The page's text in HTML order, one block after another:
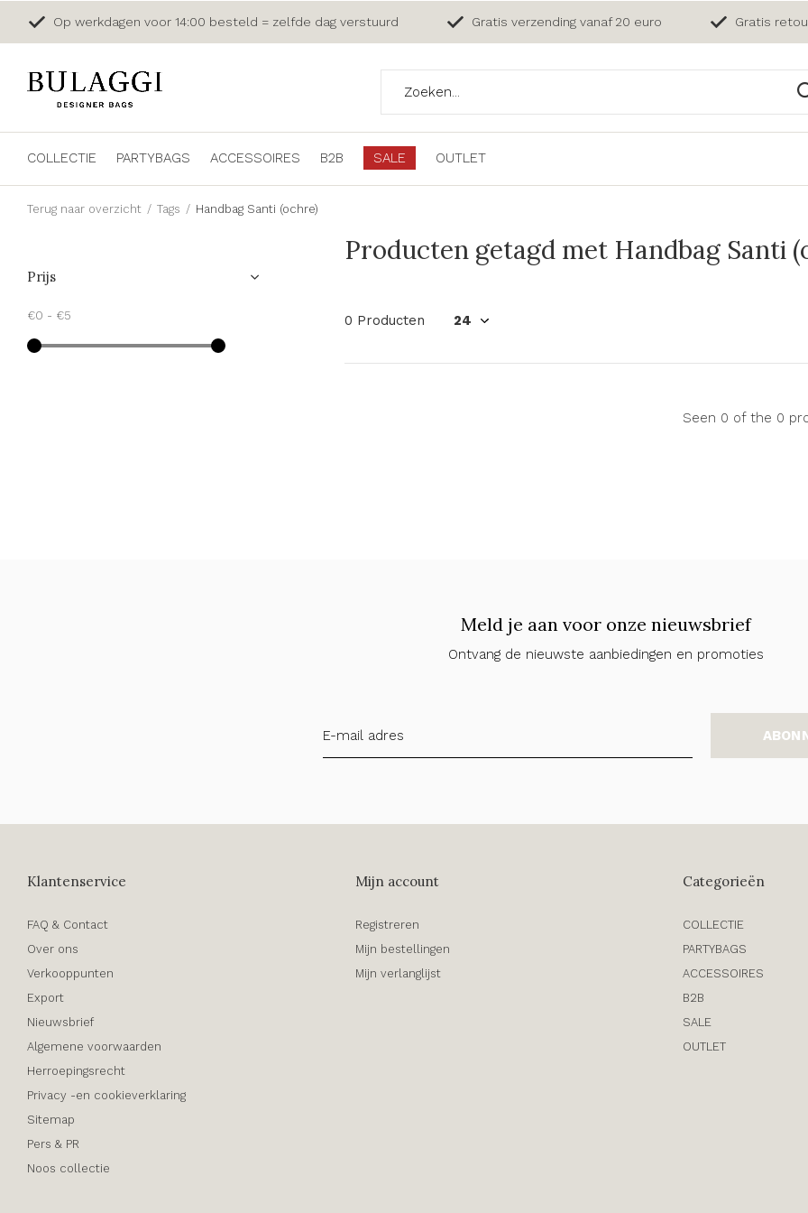
COLLECTIE PARTYBAGS ACCESSOIRES B2B SALE OUTLET
Op werkdagen voor 14:00 besteld = zelfde dag verstuurd Gratis verzending vanaf 20 euro Gratis
Terug naar overzicht Tags Handbag Santi (ochre)
Producten getagd met Handbag Santi
0 Producten
Seen 0 of the 0
Prijs
€0 - €5
Meld je aan voor onze nieuwsbrief
Ontvang de nieuwste aanbiedingen en promoties
Klantenservice
FAQ & Contact
Over ons
Verkooppunten
Export
Nieuwsbrief
Algemene voorwaarden
Herroepingsrecht
Privacy -en cookieverklaring
Sitemap
Pers & PR
Noos collectie
Mijn account
Registreren
Mijn bestellingen
Mijn verlanglijst
Categorieën
COLLECTIE
PARTYBAGS
ACCESSOIRES
B2B
SALE
OUTLET